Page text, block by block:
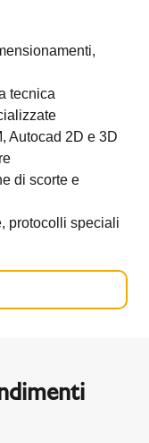
tecnica
Autocad 2D e 3D
di scorte e
protocolli speciali